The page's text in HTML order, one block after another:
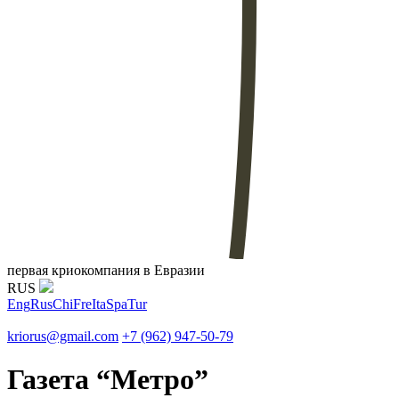
первая криокомпания в Евразии
RUS
EngRusChiFreItaSpaTur
kriorus@gmail.com +7 (962) 947-50-79
Газета “Метро”